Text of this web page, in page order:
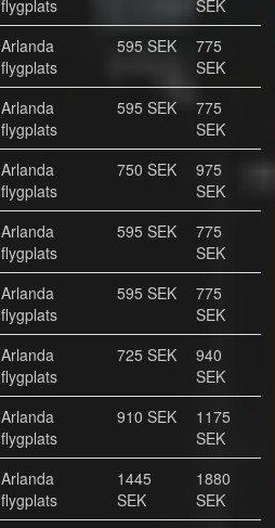
flygplats
SEK
Arlanda
flygplats
595 SEK
775
SEK
Arlanda
flygplats
595 SEK
775
SEK
Arlanda
flygplats
750 SEK
975
SEK
Arlanda
flygplats
595 SEK
775
SEK
Arlanda
flygplats
595 SEK
775
SEK
Arlanda
flygplats
725 SEK
940
SEK
Arlanda
flygplats
910 SEK
1175
SEK
Arlanda
flygplats
1445
SEK
1880
SEK